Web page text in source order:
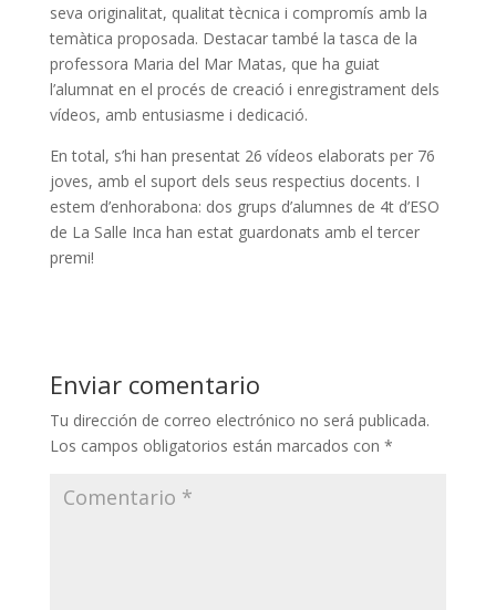
seva originalitat, qualitat tècnica i compromís amb la
temàtica proposada. Destacar també la tasca de la
professora Maria del Mar Matas, que ha guiat
l’alumnat en el procés de creació i enregistrament dels
vídeos, amb entusiasme i dedicació.
En total, s’hi han presentat 26 vídeos elaborats per 76
joves, amb el suport dels seus respectius docents. I
estem d’enhorabona: dos grups d’alumnes de 4t d’ESO
de La Salle Inca han estat guardonats amb el tercer
premi!
Enviar comentario
Tu dirección de correo electrónico no será publicada.
Los campos obligatorios están marcados con *